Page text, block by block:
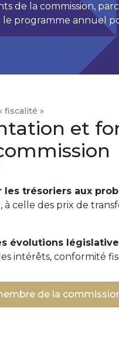
de la commission,
programme annuel
fiscalité »
et
les trésoriers aux
à celle des prix de
évolutions
intérêts, conformité
de la